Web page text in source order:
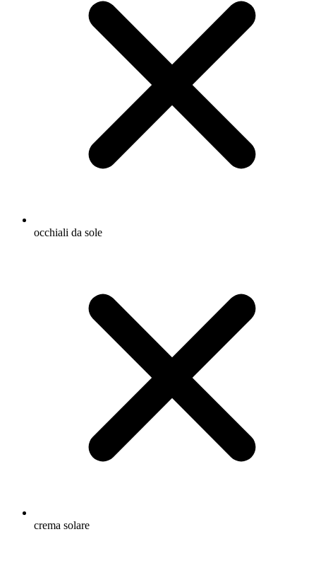
occhiali da sole
crema solare